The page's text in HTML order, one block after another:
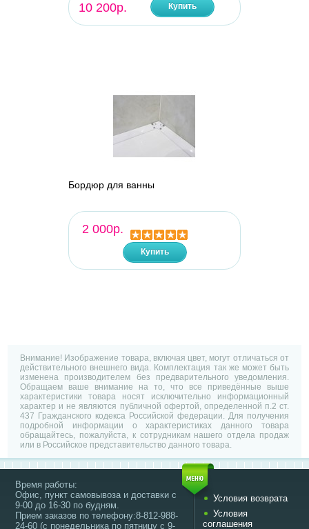
10 200р. Купить
Бордюр для ванны
2 000р.
Купить
Внимание! Изображение товара, включая цвет, могут отличаться от
действительного внешнего вида. Комплектация так же может быть
изменена производителем без предварительного уведомления.
Обращаем ваше внимание на то, что все приведённые выше
характеристики товара носят исключительно информационный
характер и не являются публичной офертой, определенной п.2 ст.
437 Гражданского кодекса Российской федерации. Для получения
подробной информации о характеристиках данного товара
обращайтесь, пожалуйста, к сотрудникам нашего отдела продаж
или в Российское представительство данного товара.
Время работы:
Офис, пункт самовывоза и доставки с
9-00 до 16-30 по будням.
Прием заказов по телефону:8-812-988-
24-60 (с понедельника по пятницу с 9-
Условия возврата
Условия
соглашения